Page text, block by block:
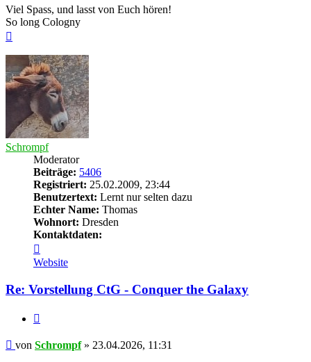
Viel Spass, und lasst von Euch hören!
So long Cologny
Schrompf
Moderator
Beiträge: 5406
Registriert: 25.02.2009, 23:44
Benutzertext: Lernt nur selten dazu
Echter Name: Thomas
Wohnort: Dresden
Kontaktdaten:
von
Schrompf
Website
Re: Vorstellung CtG - Conquer the Galaxy
Beitrag
von Schrompf» 23.04.2026, 11:31